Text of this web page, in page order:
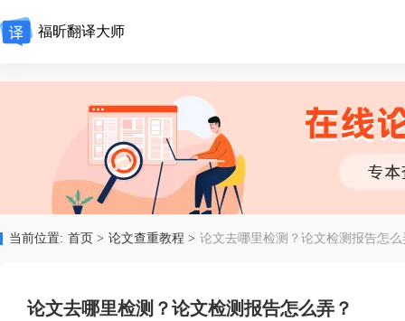
福昕翻译大师
当前位置: 首页 > 论文查重教程 > 论文去哪里检测？论文检测报告怎么
论文去哪里检测？论文检测报告怎么弄？